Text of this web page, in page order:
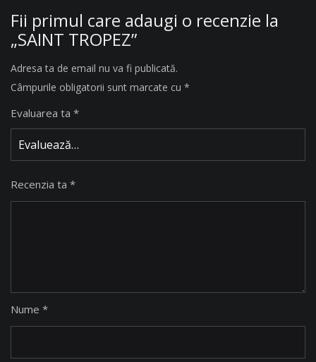
Fii primul care adaugi o recenzie la
„SAINT TROPEZ”
Adresa ta de email nu va fi publicată.
Câmpurile obligatorii sunt marcate cu *
Evaluarea ta *
Recenzia ta *
Nume *